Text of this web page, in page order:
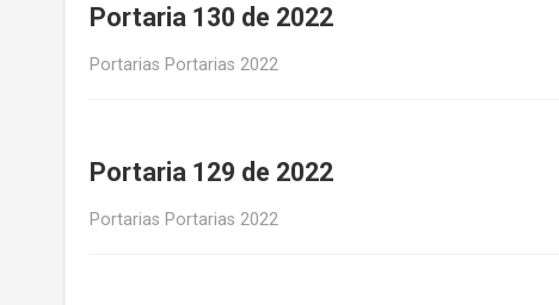
Portaria 130 de 2022
Portarias Portarias 2022
Portaria 129 de 2022
Portarias Portarias 2022